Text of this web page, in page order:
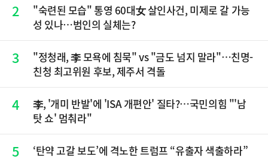
2
"숙련된 모습" 통영 60대女 살인사건, 미제로 갈 가능
성 있나…범인의 실체는?
3
"정청래, 李 모욕에 침묵" vs "금도 넘지 말라"…친명-
친청 최고위원 후보, 제주서 격돌
4
李, '개미 반발'에 'ISA 개편안' 질타?…국민의힘 "'남
탓 쇼' 멈춰라"
5 ‘탄약 고갈 보도’에 격노한 트럼프 “유출자 색출하라”